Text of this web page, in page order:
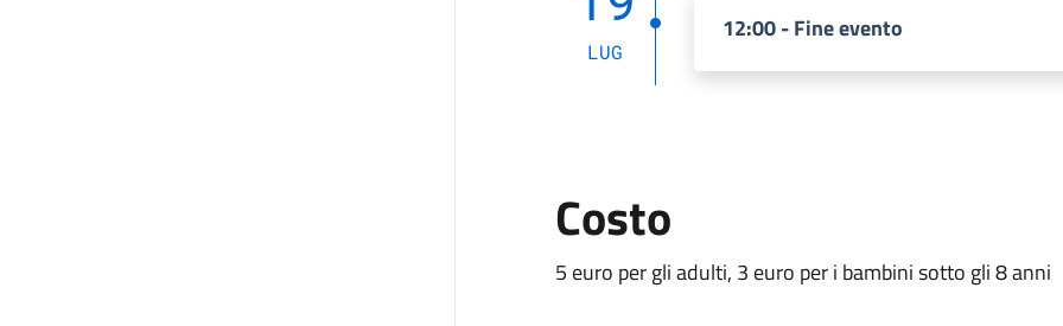
LUG
12:00 - Fine evento
Costo
5 euro per gli adulti, 3 euro per i bambini sotto gli 8 anni